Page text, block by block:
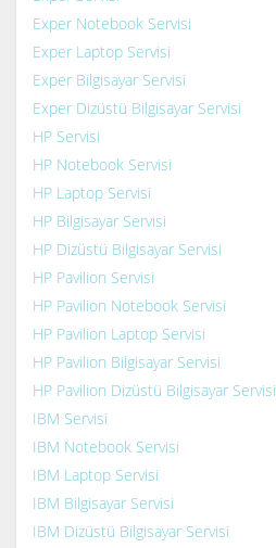
Exper Notebook Servisi
Exper Laptop Servisi
Exper Bilgisayar Servisi
Exper Dizüstü Bilgisayar Servisi
HP Servisi
HP Notebook Servisi
HP Laptop Servisi
HP Bilgisayar Servisi
HP Dizüstü Bilgisayar Servisi
HP Pavilion Servisi
HP Pavilion Notebook Servisi
HP Pavilion Laptop Servisi
HP Pavilion Bilgisayar Servisi
HP Pavilion Dizüstü Bilgisayar Servisi
IBM Servisi
IBM Notebook Servisi
IBM Laptop Servisi
IBM Bilgisayar Servisi
IBM Dizüstü Bilgisayar Servisi